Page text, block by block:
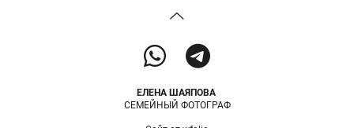
ЕЛЕНА ШАЯПОВА
СЕМЕЙНЫЙ ФОТОГРАФ